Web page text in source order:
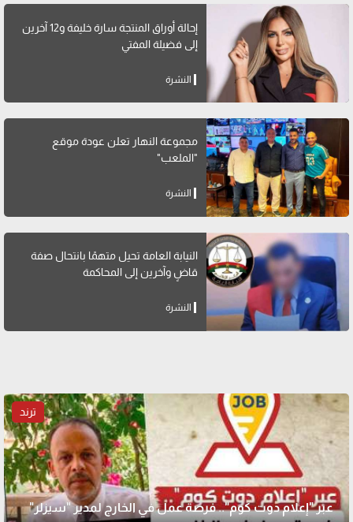
إحالة أوراق المنتجة سارة خليفة و12 آخرين
إلى فضيلة المفتي
النشرة
مجموعة النهار تعلن عودة موقع
"الملعب"
النشرة
النيابة العامة تحيل متهمًا بانتحال صفة
قاضٍ وآخرين إلى المحاكمة
النشرة
ترند
عبر "إعلام دوت كوم".. فرصة عمل في الخارج لمدير "سيزلر"